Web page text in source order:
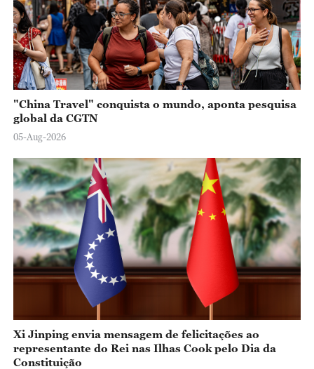
"China Travel" conquista o mundo, aponta pesquisa
global da CGTN
05-Aug-2026
Xi Jinping envia mensagem de felicitações ao
representante do Rei nas Ilhas Cook pelo Dia da
Constituição